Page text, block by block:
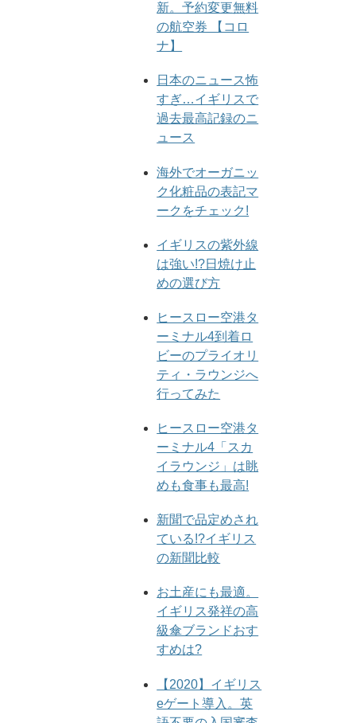
新。予約変更無料
の航空券 【コロ
ナ】
日本のニュース怖
すぎ…イギリスで
過去最高記録のニ
ュース
海外でオーガニッ
ク化粧品の表記マ
ークをチェック!
イギリスの紫外線
は強い!?日焼け止
めの選び方
ヒースロー空港タ
ーミナル4到着ロ
ビーのプライオリ
ティ・ラウンジへ
行ってみた
ヒースロー空港タ
ーミナル4「スカ
イラウンジ」は眺
めも食事も最高!
新聞で品定めされ
ている!?イギリス
の新聞比較
お土産にも最適。
イギリス発祥の高
級傘ブランドおす
すめは?
【2020】イギリス
eゲート導入。英